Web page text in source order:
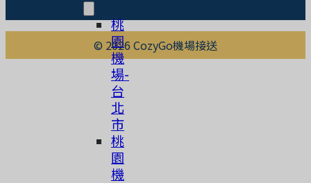
桃
園
機
場-
台
北
市
桃
園
機
© 2026 CozyGo機場接送